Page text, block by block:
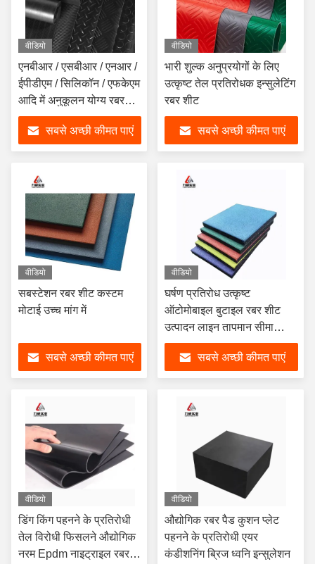
वीडियो
एनबीआर / एसबीआर / एनआर /
ईपीडीएम / सिलिकॉन / एफकेएम
आदि में अनुकूलन योग्य रबर
शीट लंबाई 1-50 मीटर
सबसे अच्छी कीमत पाएं
वीडियो
भारी शुल्क अनुप्रयोगों के लिए
उत्कृष्ट तेल प्रतिरोधक इन्सुलेटिंग
रबर शीट
सबसे अच्छी कीमत पाएं
वीडियो
सबस्टेशन रबर शीट कस्टम
मोटाई उच्च मांग में
सबसे अच्छी कीमत पाएं
वीडियो
घर्षण प्रतिरोध उत्कृष्ट
ऑटोमोबाइल बुटाइल रबर शीट
उत्पादन लाइन तापमान सीमा
-50C से 110C
सबसे अच्छी कीमत पाएं
वीडियो
डिंग किंग पहनने के प्रतिरोधी
तेल विरोधी फिसलने औद्योगिक
नरम Epdm नाइट्राइल रबर
वीडियो
औद्योगिक रबर पैड कुशन प्लेट
पहनने के प्रतिरोधी एयर
कंडीशनिंग ब्रिज ध्वनि इन्सुलेशन